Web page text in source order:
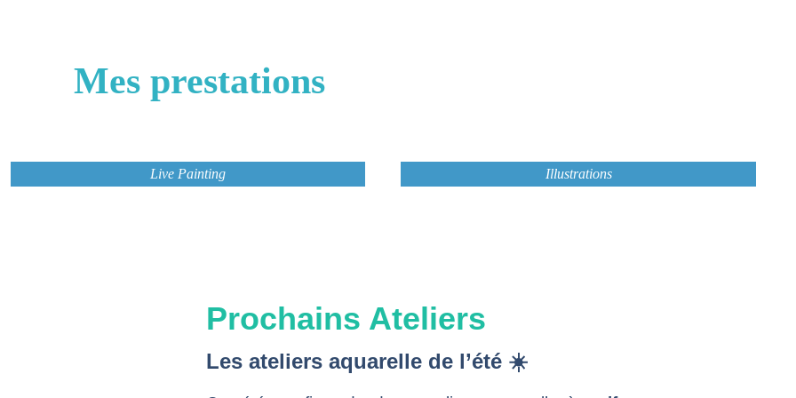
Mes prestations
Live Painting Illustrations
Prochains Ateliers
Les ateliers aquarelle de l’été ☀️